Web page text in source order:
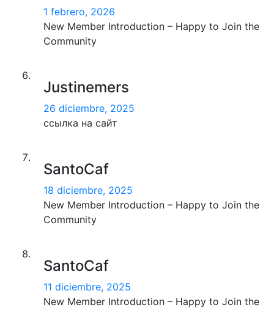
1 febrero, 2026
New Member Introduction – Happy to Join the
Community
Justinemers
26 diciembre, 2025
ссылка на сайт
SantoCaf
18 diciembre, 2025
New Member Introduction – Happy to Join the
Community
SantoCaf
11 diciembre, 2025
New Member Introduction – Happy to Join the